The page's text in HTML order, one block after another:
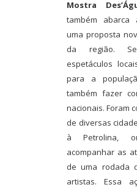
Mostra
também abarca
uma proposta
da região.
espetáculos
para a
também fazer
nacionais. Foram
de diversas
à Petrolina,
acompanhar as
de uma rodada
artistas. Essa